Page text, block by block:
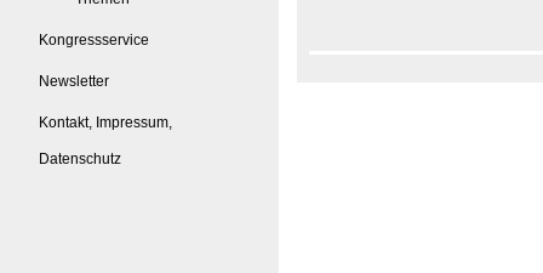
Kongressservice
Newsletter
Kontakt, Impressum,
Datenschutz